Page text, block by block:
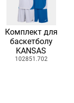
Комплект для
баскетболу
KANSAS
102851.702